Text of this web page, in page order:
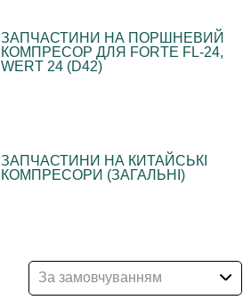
ЗАПЧАСТИНИ НА ПОРШНЕВИЙ
КОМПРЕСОР ДЛЯ FORTE FL-24,
WERT 24 (D42)
ЗАПЧАСТИНИ НА КИТАЙСЬКІ
КОМПРЕСОРИ (ЗАГАЛЬНІ)
За замовчуванням